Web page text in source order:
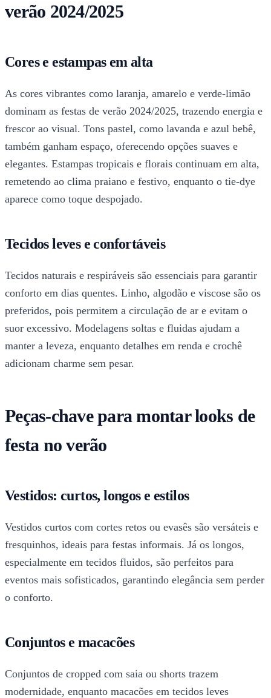
verão 2024/2025
Cores e estampas em alta
As cores vibrantes como laranja, amarelo e verde-limão
dominam as festas de verão 2024/2025, trazendo energia e
frescor ao visual. Tons pastel, como lavanda e azul bebê,
também ganham espaço, oferecendo opções suaves e
elegantes. Estampas tropicais e florais continuam em alta,
remetendo ao clima praiano e festivo, enquanto o tie-dye
aparece como toque despojado.
Tecidos leves e confortáveis
Tecidos naturais e respiráveis são essenciais para garantir
conforto em dias quentes. Linho, algodão e viscose são os
preferidos, pois permitem a circulação de ar e evitam o
suor excessivo. Modelagens soltas e fluidas ajudam a
manter a leveza, enquanto detalhes em renda e crochê
adicionam charme sem pesar.
Peças-chave para montar looks de
festa no verão
Vestidos: curtos, longos e estilos
Vestidos curtos com cortes retos ou evasês são versáteis e
fresquinhos, ideais para festas informais. Já os longos,
especialmente em tecidos fluidos, são perfeitos para
eventos mais sofisticados, garantindo elegância sem perder
o conforto.
Conjuntos e macacões
Conjuntos de cropped com saia ou shorts trazem
modernidade, enquanto macacões em tecidos leves